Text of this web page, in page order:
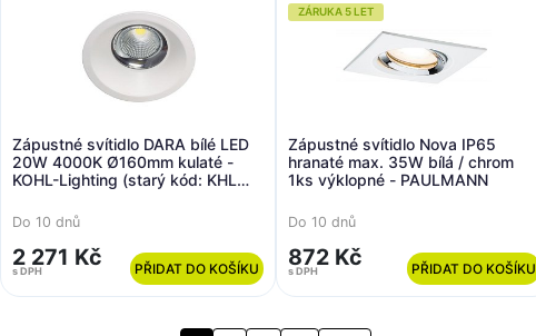
Zápustné svítidlo DARA bílé LED
20W 4000K Ø160mm kulaté -
KOHL-Lighting (starý kód: KHL
Do 10 dnů
2 271 Kč
s DPH PŘIDAT DO KOŠÍKU
ZÁRUKA 5 LET
Zápustné svítidlo Nova IP65
hranaté max. 35W bílá / chrom
1ks výklopné - PAULMANN
Do 10 dnů
872 Kč
s DPH PŘIDAT DO KOŠÍKU